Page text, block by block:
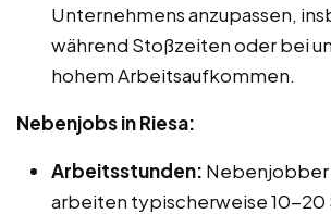
Unternehmens anzupassen,
während Stoßzeiten oder bei
hohem Arbeitsaufkommen.
Nebenjobs in Riesa:
Arbeitsstunden: Nebenjobber
arbeiten typischerweise 10-20